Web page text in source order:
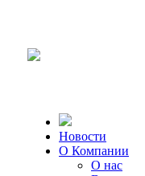
Новости
О Компании
О нас